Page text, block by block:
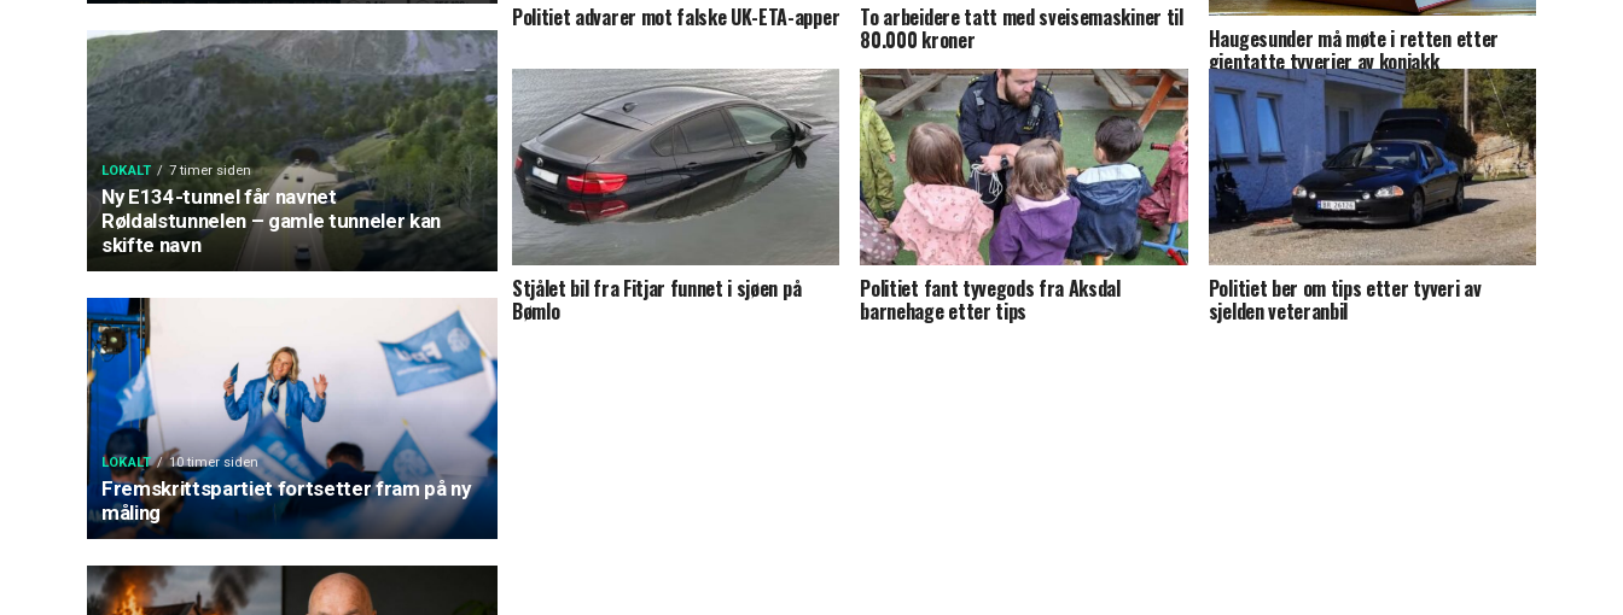
LOKALT 7 timer siden
Ny E134-tunnel får navnet
Røldalstunnelen – gamle tunneler kan
skifte navn
LOKALT 10 timer siden
Fremskrittspartiet fortsetter fram på ny
måling
Politiet advarer mot falske UK-ETA-apper To arbeidere tatt med sveisemaskiner til
80.000 kroner Haugesunder må møte i retten etter
gjentatte tyverier av konjakk
Stjålet bil fra Fitjar funnet i sjøen på
Bømlo
Politiet fant tyvegods fra Aksdal
barnehage etter tips
Politiet ber om tips etter tyveri av
sjelden veteranbil